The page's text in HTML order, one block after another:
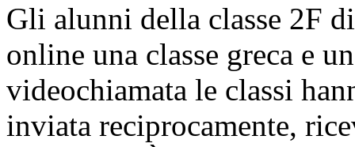
Gli alunni della classe 2F
online una classe greca e
videochiamata le classi
inviata reciprocamente,